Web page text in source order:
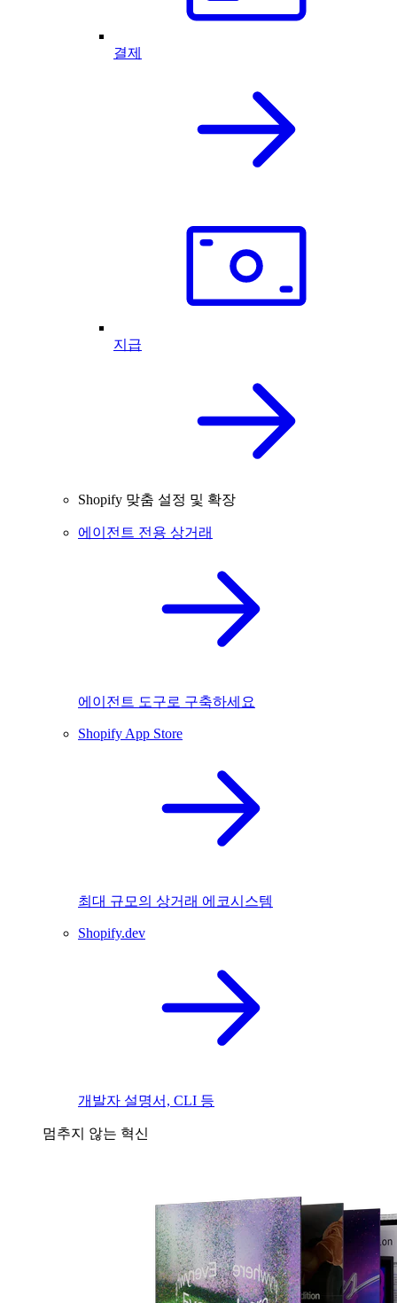
결제
지급
Shopify 맞춤 설정 및 확장
에이전트 전용 상거래
에이전트 도구로 구축하세요
Shopify App Store
최대 규모의 상거래 에코시스템
Shopify.dev
개발자 설명서, CLI 등
멈추지 않는 혁신